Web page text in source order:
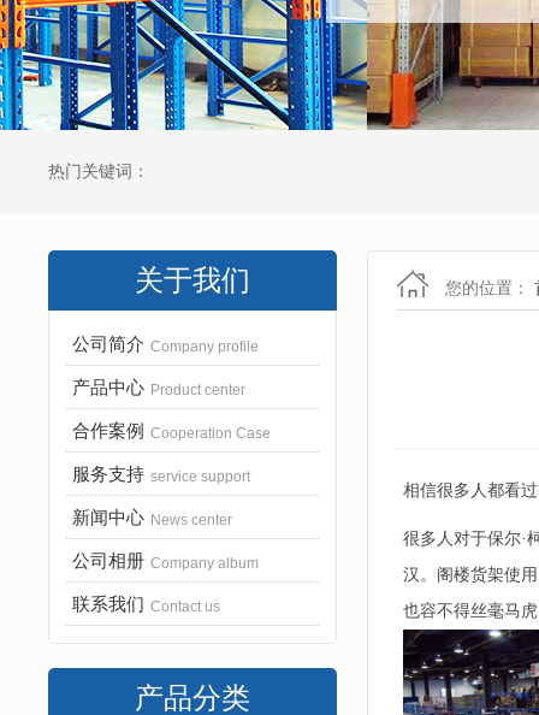
热门关键词：
关于我们
公司简介 Company profile
产品中心 Product center
合作案例 Cooperation Case
服务支持 service support
新闻中心 News center
公司相册 Company album
联系我们 Contact us
产品分类
您的位置：
相信很多人都看
很多人对于保尔·
汉。阁楼货架使
也容不得丝毫马